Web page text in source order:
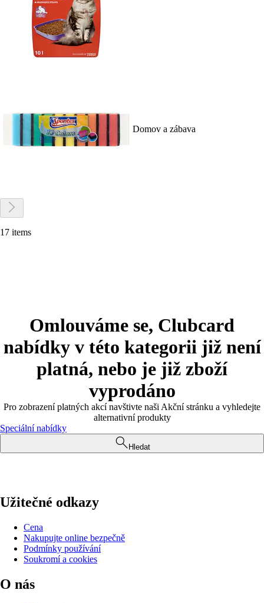
Domov a zábava
17 items
Omlouváme se, Clubcard
nabídky v této kategorii již není
platná, nebo je již zboží
vyprodáno
Pro zobrazení platných akcí navštivte naši Akční stránku a vyhledejte
alternativní produkty
Speciální nabídky
Hledat
Užitečné odkazy
Cena
Nakupujte online bezpečně
Podmínky používání
Soukromí a cookies
O nás